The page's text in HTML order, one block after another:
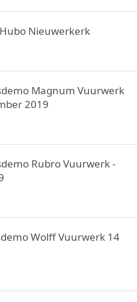
Nieuwerkerk
Magnum Vuurwerk
2019
Rubro Vuurwerk -
Wolff Vuurwerk 14